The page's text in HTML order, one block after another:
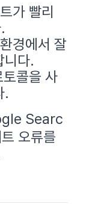
가 빨리
경에서 잘
니다.
콜을 사
.
Searc
오류를